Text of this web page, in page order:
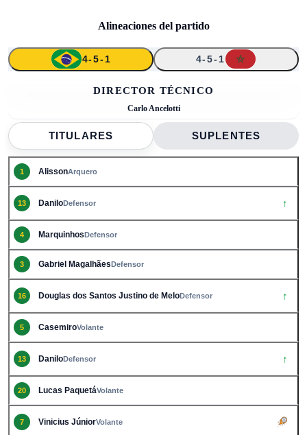
Alineaciones del partido
4-5-1 4-5-1
↑
DIRECTOR TÉCNICO
Carlo Ancelotti
TITULARES SUPLENTES
1 AlissonArquero
13 DaniloDefensor ↑
4 MarquinhosDefensor
3 Gabriel MagalhãesDefensor
16 Douglas dos Santos Justino de MeloDefensor ↑
5 CasemiroVolante
13 DaniloDefensor ↑
20 Lucas PaquetáVolante
7 Vinicius JúniorVolante